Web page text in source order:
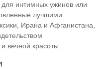
интимных ужинов или
лучшими
Ирана и Афганистана,
вечной красоты.